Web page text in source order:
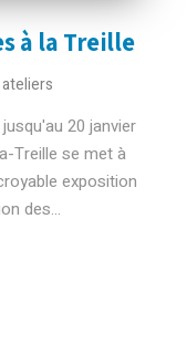
à la Treille
20 janvier
Treille se met à
exposition
des...